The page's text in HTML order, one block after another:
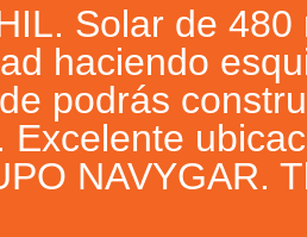
Solar de 480
haciendo
podrás
Excelente
NAVYGAR.